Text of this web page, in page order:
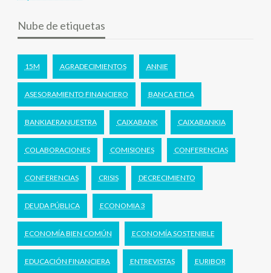
Nube de etiquetas
15M AGRADECIMIENTOS ANNIE
ASESORAMIENTO FINANCIERO BANCA ETICA
BANKIAERANUESTRA CAIXABANK CAIXABANKIA
COLABORACIONES COMISIONES CONFERENCIAS
CONFERENCIAS CRISIS DECRECIMIENTO
DEUDA PÚBLICA ECONOMIA 3
ECONOMÍA BIEN COMÚN ECONOMÍA SOSTENIBLE
EDUCACIÓN FINANCIERA ENTREVISTAS EURIBOR